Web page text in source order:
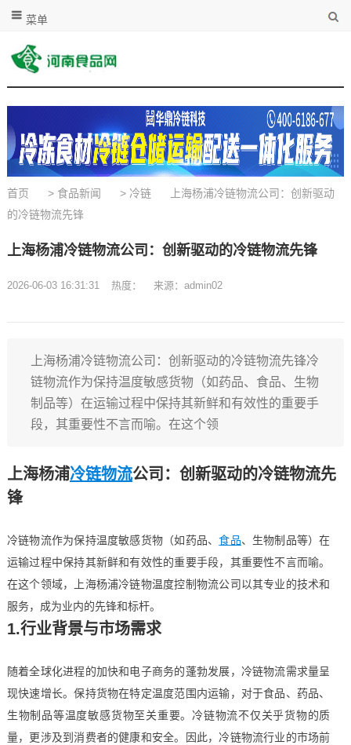
菜单
首页 > 食品新闻 > 冷链
上海杨浦冷链物流公司：创新驱动
的冷链物流先锋
上海杨浦冷链物流公司：创新驱动的冷链物流先锋
2026-06-03 16:31:31 热度： 来源：admin02
上海杨浦冷链物流公司：创新驱动的冷链物流先锋冷
链物流作为保持温度敏感货物（如药品、食品、生物
制品等）在运输过程中保持其新鲜和有效性的重要手
段，其重要性不言而喻。在这个领
上海杨浦冷链物流公司：创新驱动的冷链物流先
锋
冷链物流作为保持温度敏感货物（如药品、食品、生物制品等）在
运输过程中保持其新鲜和有效性的重要手段，其重要性不言而喻。
在这个领域，上海杨浦冷链物温度控制物流公司以其专业的技术和
服务，成为业内的先锋和标杆。
1.行业背景与市场需求
随着全球化进程的加快和电子商务的蓬勃发展，冷链物流需求量呈
现快速增长。保持货物在特定温度范围内运输，对于食品、药品、
生物制品等温度敏感货物至关重要。冷链物流不仅关乎货物的质
量，更涉及到消费者的健康和安全。因此，冷链物流行业的市场前